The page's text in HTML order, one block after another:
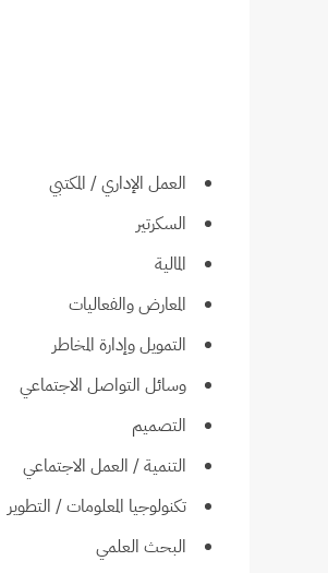
العمل الإداري / المكتبي
السكرتير
المالية
المعارض والفعاليات
التمويل وإدارة المخاطر
وسائل التواصل الاجتماعي
التصميم
التنمية / العمل الاجتماعي
تكنولوجيا المعلومات / التطوير
البحث العلمي